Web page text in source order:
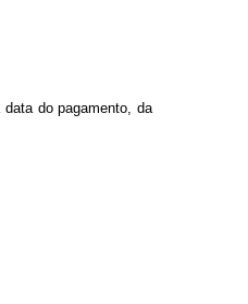
do pagamento, da